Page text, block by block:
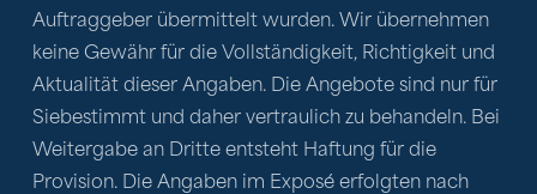
Auftraggeber übermittelt wurden. Wir übernehmen
keine Gewähr für die Vollständigkeit, Richtigkeit und
Aktualität dieser Angaben. Die Angebote sind nur für
Siebestimmt und daher vertraulich zu behandeln. Bei
Weitergabe an Dritte entsteht Haftung für die
Provision. Die Angaben im Exposé erfolgten nach